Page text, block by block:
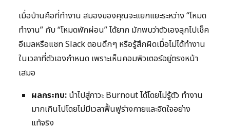
เมื่อบ้านคือที่ทำงาน สมองของคุณจะแยกแยะระหว่าง “โหมด
ทำงาน” กับ “โหมดพักผ่อน” ได้ยาก มักพบว่าตัวเองลุกไปเช็ค
อีเมลหรือแชท Slack ตอนดึกๆ หรือรู้สึกผิดเมื่อไม่ได้ทำงาน
ในเวลาที่ตัวเองกำหนด เพราะเห็นคอมพิวเตอร์อยู่ตรงหน้า
เสมอ
ผลกระทบ: นำไปสู่ภาวะ Burnout ได้โดยไม่รู้ตัว ทำงาน
มากเกินไปโดยไม่มีเวลาฟื้นฟูร่างกายและจิตใจอย่าง
แท้จริง